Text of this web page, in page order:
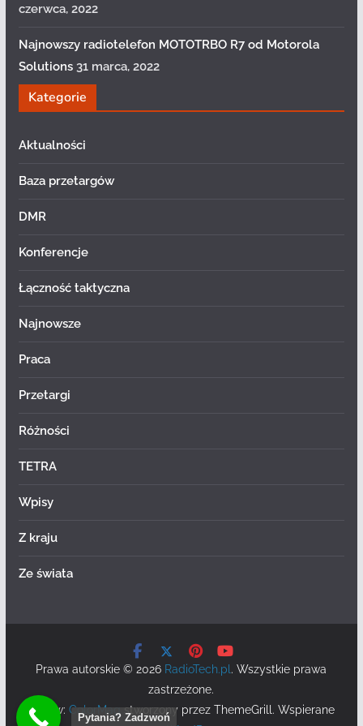
czerwca, 2022
Najnowszy radiotelefon MOTOTRBO R7 od Motorola
Solutions 31 marca, 2022
Kategorie
Aktualności
Baza przetargów
DMR
Konferencje
Łączność taktyczna
Najnowsze
Praca
Przetargi
Różności
TETRA
Wpisy
Z kraju
Ze świata
Prawa autorskie © 2026 RadioTech.pl . Wszystkie prawa
zastrzeżone.
Motyw:ColorMagstworzony przez ThemeGrill. Wspierane
Pytania? Zadzwoń